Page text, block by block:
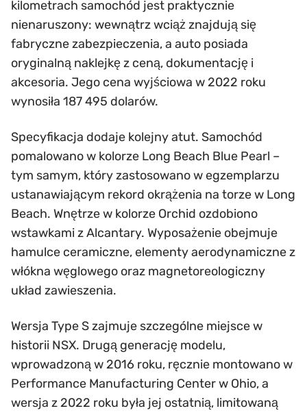
kilometrach samochód jest praktycznie
nienaruszony: wewnątrz wciąż znajdują się
fabryczne zabezpieczenia, a auto posiada
oryginalną naklejkę z ceną, dokumentację i
akcesoria. Jego cena wyjściowa w 2022 roku
wynosiła 187 495 dolarów.
Specyfikacja dodaje kolejny atut. Samochód
pomalowano w kolorze Long Beach Blue Pearl –
tym samym, który zastosowano w egzemplarzu
ustanawiającym rekord okrążenia na torze w Long
Beach. Wnętrze w kolorze Orchid ozdobiono
wstawkami z Alcantary. Wyposażenie obejmuje
hamulce ceramiczne, elementy aerodynamiczne z
włókna węglowego oraz magnetoreologiczny
układ zawieszenia.
Wersja Type S zajmuje szczególne miejsce w
historii NSX. Drugą generację modelu,
wprowadzoną w 2016 roku, ręcznie montowano w
Performance Manufacturing Center w Ohio, a
wersja z 2022 roku była jej ostatnią, limitowaną